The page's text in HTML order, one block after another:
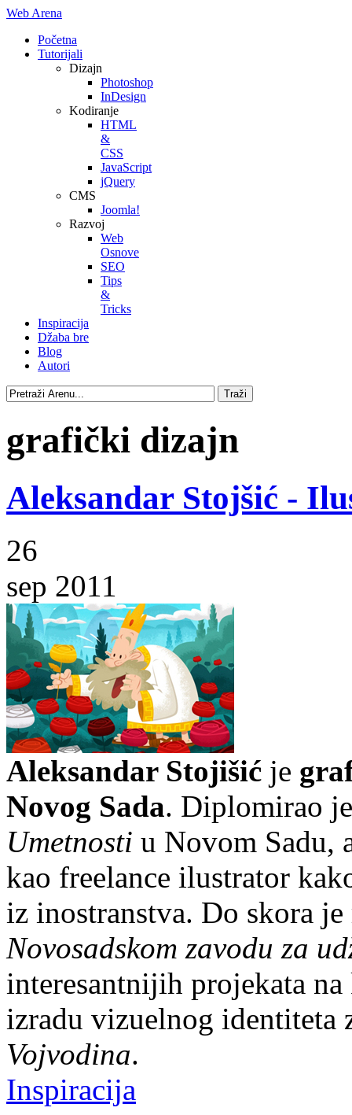
Web Arena
Početna
Tutorijali
Dizajn
Photoshop
InDesign
Kodiranje
HTML
&
CSS
JavaScript
jQuery
CMS
Joomla!
Razvoj
Web
Osnove
SEO
Tips
&
Tricks
Inspiracija
Džaba bre
Blog
Autori
grafički dizajn
Aleksandar Stojšić -
26
sep 2011
Aleksandar Stojišić je
Novog Sada. Diplomirao
Umetnosti u Novom Sadu,
kao freelance ilustrator
iz inostranstva. Do skora
Novosadskom zavodu za
interesantnijih projekata
izradu vizuelnog identiteta
Vojvodina.
Inspiracija